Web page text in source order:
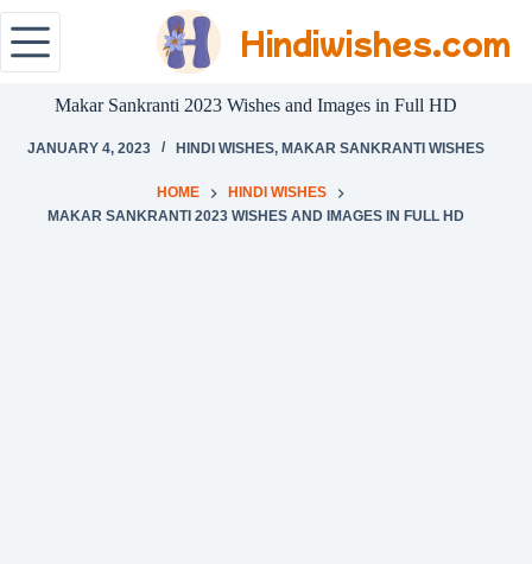
Hindiwishes.com
Makar Sankranti 2023 Wishes and Images in Full HD
JANUARY 4, 2023 HINDI WISHES, MAKAR SANKRANTI WISHES
HOME
HINDI WISHES
MAKAR SANKRANTI 2023 WISHES AND IMAGES IN FULL HD